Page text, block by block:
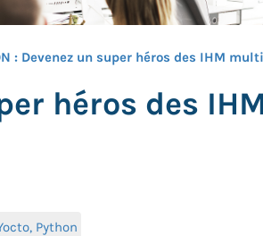
: Devenez un super héros des IHM
héros des
Python